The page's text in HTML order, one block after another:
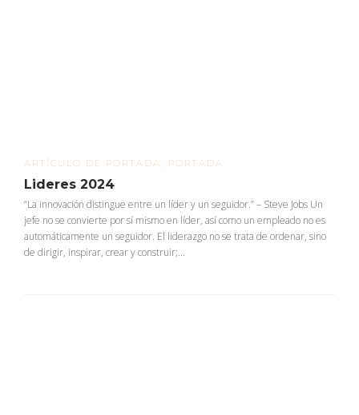
ARTÍCULO DE PORTADA PORTADA
Lideres 2024
“La innovación distingue entre un líder y un seguidor.” – Steve Jobs Un
jefe no se convierte por sí mismo en líder, así como un empleado no es
automáticamente un seguidor. El liderazgo no se trata de ordenar, sino
de dirigir, inspirar, crear y construir;...